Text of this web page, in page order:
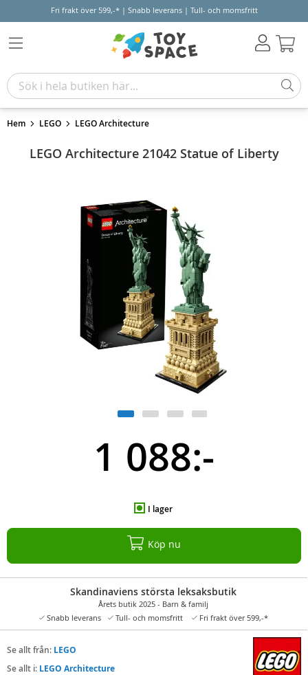
Fri frakt över 599,-* | Snabb leverans | Tull- och momsfritt
Hem LEGO LEGO Architecture
LEGO Architecture 21042 Statue of Liberty
1 088:-
I lager
Köp nu
Skandinaviens största leksaksbutik
Årets butik 2025 - Barn & familj
Snabb leverans
Tull- och momsfritt Fri frakt över 599,-*
Se allt från: LEGO
Se allt i: LEGO Architecture